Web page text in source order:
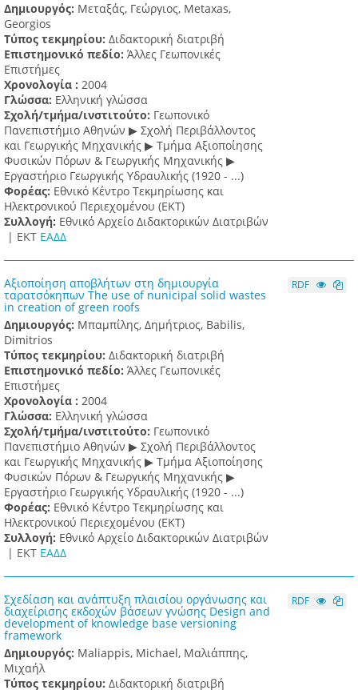
Δημιουργός: Μεταξάς, Γεώργιος, Metaxas,
Georgios
Τύπος τεκμηρίου: Διδακτορική διατριβή
Επιστημονικό πεδίο: Άλλες Γεωπονικές
Επιστήμες
Χρονολογία : 2004
Γλώσσα: Ελληνική γλώσσα
Σχολή/τμήμα/ινστιτούτο: Γεωπονικό
Πανεπιστήμιο Αθηνών ▶ Σχολή Περιβάλλοντος
και Γεωργικής Μηχανικής ▶ Τμήμα Αξιοποίησης
Φυσικών Πόρων & Γεωργικής Μηχανικής ▶
Εργαστήριο Γεωργικής Υδραυλικής (1920 - ...)
Φορέας: Εθνικό Κέντρο Τεκμηρίωσης και
Ηλεκτρονικού Περιεχομένου (ΕΚΤ)
Συλλογή: Εθνικό Αρχείο Διδακτορικών Διατριβών
| ΕΚΤ ΕΑΔΔ
Αξιοποίηση αποβλήτων στη δημιουργία
ταρατσόκηπων The use of nunicipal solid wastes
in creation of green roofs
Δημιουργός: Μπαμπίλης, Δημήτριος, Babilis,
Dimitrios
Τύπος τεκμηρίου: Διδακτορική διατριβή
Επιστημονικό πεδίο: Άλλες Γεωπονικές
Επιστήμες
Χρονολογία : 2004
Γλώσσα: Ελληνική γλώσσα
Σχολή/τμήμα/ινστιτούτο: Γεωπονικό
Πανεπιστήμιο Αθηνών ▶ Σχολή Περιβάλλοντος
και Γεωργικής Μηχανικής ▶ Τμήμα Αξιοποίησης
Φυσικών Πόρων & Γεωργικής Μηχανικής ▶
Εργαστήριο Γεωργικής Υδραυλικής (1920 - ...)
Φορέας: Εθνικό Κέντρο Τεκμηρίωσης και
Ηλεκτρονικού Περιεχομένου (ΕΚΤ)
Συλλογή: Εθνικό Αρχείο Διδακτορικών Διατριβών
| ΕΚΤ ΕΑΔΔ
RDF
Σχεδίαση και ανάπτυξη πλαισίου οργάνωσης και
διαχείρισης εκδοχών βάσεων γνώσης Design and
development of knowledge base versioning
framework
Δημιουργός: Maliappis, Michael, Μαλιάππης,
Μιχαήλ
Τύπος τεκμηρίου: Διδακτορική διατριβή
RDF